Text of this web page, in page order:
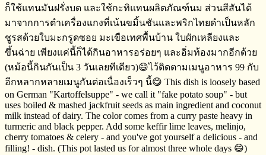
ก็ใช้แทนมันฝรั่ง​บด และใช้กะทิแทนผลิตภัณฑ์​นม​ ส่วนสีสันได้
มาจากการตำเครื่องแกงที่เน้นขมิ้นชันและพริกไทยดำ​เป็นหลัก
ชูรสด้วยใบมะกรูดซอย​ มะเขือเทศพื้นบ้าน​ ใบผักเหลียงและ
ขึ้นฉ่าย​ เพียงแค่นี้ก็ได้กินอาหารอร่อยๆ​ และอิ่มท้องมากอีกด้วย
(หม้อนี้กินกันเป็น​ 3 วันเลยทีเดียว)😄ไว้ติดตามเมนูอาหาร​ 99 กับ
อีกหลากหลายเมนูกันต่อเนื่องเร็วๆ​ นี้😋 This dish is loosely based
on German "Kartoffelsuppe" - we call it "fake potato soup" - but
uses boiled & mashed jackfruit seeds as main ingredient and coconut
milk instead of dairy. The color comes from a curry paste heavy in
turmeric and black pepper. Add some keffir lime leaves, melinjo,
cherry tomatoes & celery - and you've got yourself a delicious - and
filling! - dish. (This pot lasted us for almost three whole days 😄)